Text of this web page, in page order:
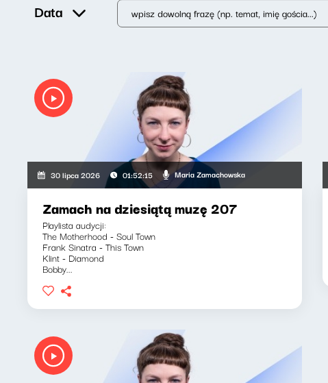
Data
30 lipca 2026 01:52:15 Maria Zamachowska
Zamach na dziesiątą muzę 207
Playlista audycji:
The Motherhood - Soul Town
Frank Sinatra - This Town
Klint - Diamond
Bobby...